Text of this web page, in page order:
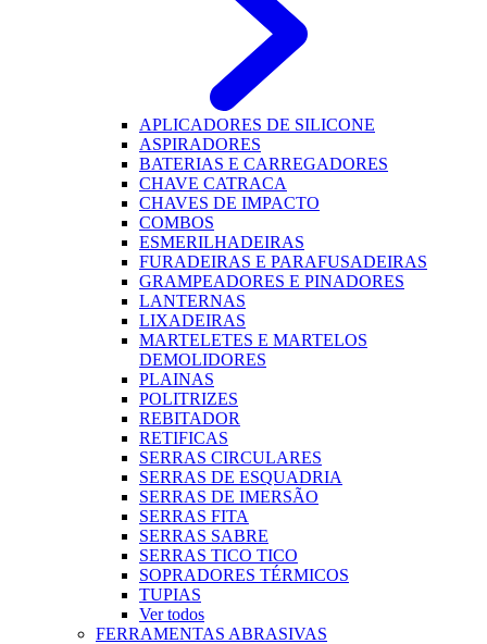
APLICADORES DE SILICONE
ASPIRADORES
BATERIAS E CARREGADORES
CHAVE CATRACA
CHAVES DE IMPACTO
COMBOS
ESMERILHADEIRAS
FURADEIRAS E PARAFUSADEIRAS
GRAMPEADORES E PINADORES
LANTERNAS
LIXADEIRAS
MARTELETES E MARTELOS
DEMOLIDORES
PLAINAS
POLITRIZES
REBITADOR
RETIFICAS
SERRAS CIRCULARES
SERRAS DE ESQUADRIA
SERRAS DE IMERSÃO
SERRAS FITA
SERRAS SABRE
SERRAS TICO TICO
SOPRADORES TÉRMICOS
TUPIAS
Ver todos
FERRAMENTAS ABRASIVAS